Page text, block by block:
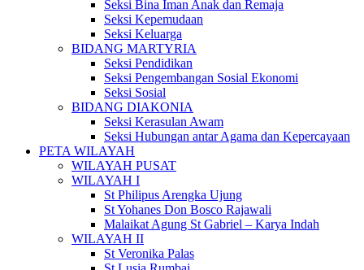
Seksi Bina Iman Anak dan Remaja
Seksi Kepemudaan
Seksi Keluarga
BIDANG MARTYRIA
Seksi Pendidikan
Seksi Pengembangan Sosial Ekonomi
Seksi Sosial
BIDANG DIAKONIA
Seksi Kerasulan Awam
Seksi Hubungan antar Agama dan Kepercayaan
PETA WILAYAH
WILAYAH PUSAT
WILAYAH I
St Philipus Arengka Ujung
St Yohanes Don Bosco Rajawali
Malaikat Agung St Gabriel – Karya Indah
WILAYAH II
St Veronika Palas